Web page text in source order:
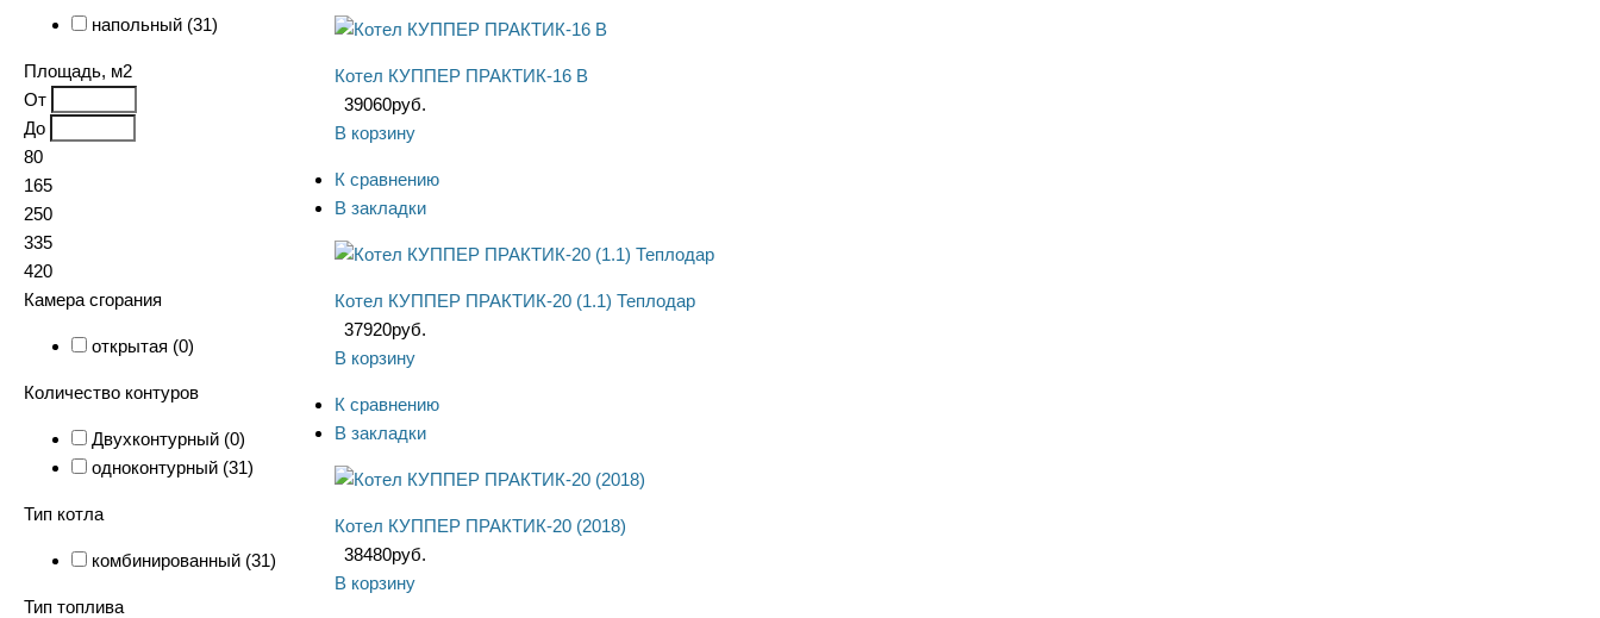
напольный (31)
Площадь, м2
От
До
80
165
250
335
420
Камера сгорания
открытая (0)
Количество контуров
Двухконтурный (0)
одноконтурный (31)
Тип котла
комбинированный (31)
Тип топлива
Котел КУППЕР ПРАКТИК-16 В
39060руб.
В корзину
К сравнению
В закладки
Котел КУППЕР ПРАКТИК-20 (1.1) Теплодар
37920руб.
В корзину
К сравнению
В закладки
Котел КУППЕР ПРАКТИК-20 (2018)
38480руб.
В корзину